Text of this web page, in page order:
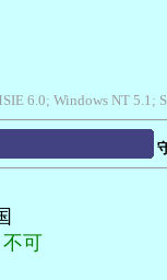
6.0; Windows NT 5.1;
可